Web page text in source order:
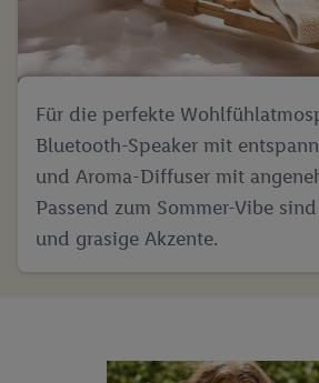
Für die perfekte
Bluetooth-Speaker mit
und Aroma-Diffuser mit
Passend zum Sommer-Vibe
und grasige Akzente.